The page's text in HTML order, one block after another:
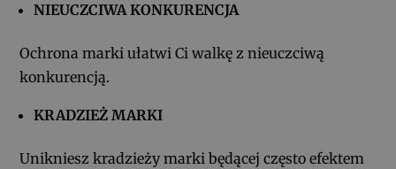
NIEUCZCIWA KONKURENCJA
Ochrona marki ułatwi Ci walkę z nieuczciwą
konkurencją.
KRADZIEŻ MARKI
Unikniesz kradzieży marki będącej często efektem